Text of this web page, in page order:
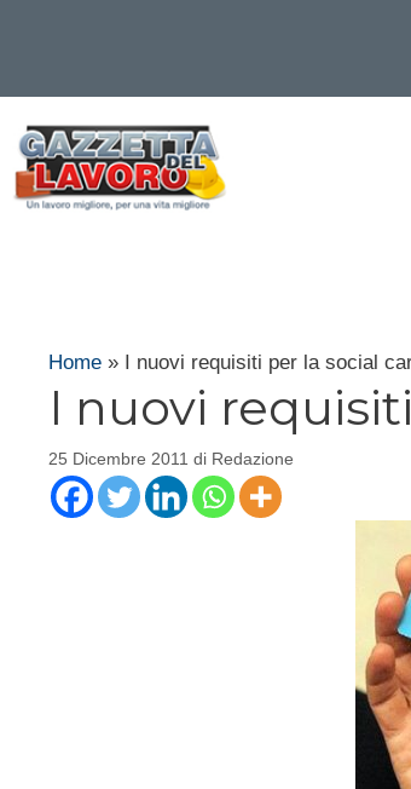
contenuto
Home » I nuovi requisiti per la social
I nuovi
25 Dicembre 2011 di Redazione